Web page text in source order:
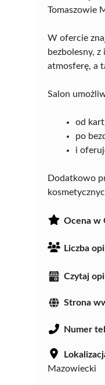
Tomaszowie
W ofercie
bezbolesny,
atmosferę, a
Salon
od
po
i
Dodatkowo
Ocena w
Liczba
Czytaj
Strona
Numer
Mazowiecki